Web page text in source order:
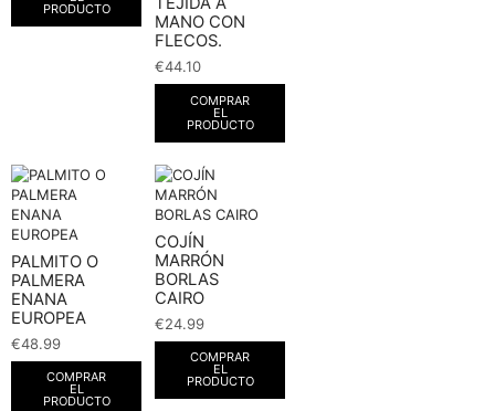
PRODUCTO
MANO CON
FLECOS.
€44.10
COMPRAR
EL
PRODUCTO
PALMITO O
PALMERA
ENANA
EUROPEA
€48.99
COMPRAR
EL
PRODUCTO
COJÍN
MARRÓN
BORLAS
CAIRO
€24.99
COMPRAR
EL
PRODUCTO